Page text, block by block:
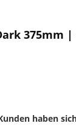
375mm |
haben